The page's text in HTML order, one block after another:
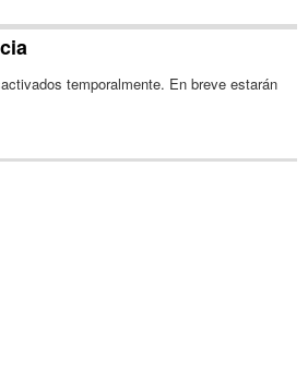
temporalmente. En breve estarán